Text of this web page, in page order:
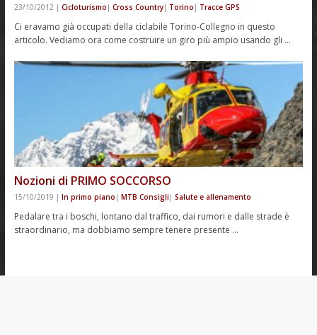
23/10/2012 | Cicloturismo | Cross Country| Torino | Tracce GPS
Ci eravamo già occupati della ciclabile Torino-Collegno in questo
articolo. Vediamo ora come costruire un giro più ampio usando gli …
Nozioni di PRIMO SOCCORSO
15/10/2019 | In primo piano | MTB Consigli | Salute e allenamento
Pedalare tra i boschi, lontano dal traffico, dai rumori e dalle strade è
straordinario, ma dobbiamo sempre tenere presente …